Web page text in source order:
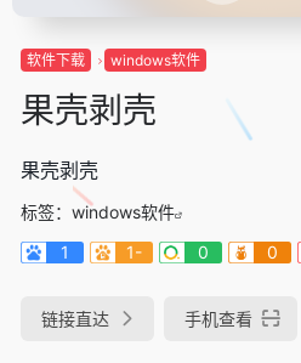
软件下载 windows软件
果壳剥壳
果壳剥壳
标签： windows软件
1
1- 0 0
链接直达 手机查看